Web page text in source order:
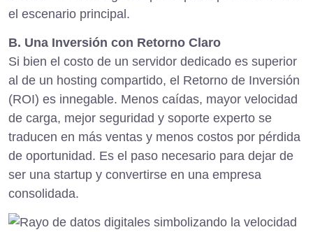
el escenario principal.
B. Una Inversión con Retorno Claro
Si bien el costo de un servidor dedicado es superior
al de un hosting compartido, el Retorno de Inversión
(ROI) es innegable. Menos caídas, mayor velocidad
de carga, mejor seguridad y soporte experto se
traducen en más ventas y menos costos por pérdida
de oportunidad. Es el paso necesario para dejar de
ser una startup y convertirse en una empresa
consolidada.